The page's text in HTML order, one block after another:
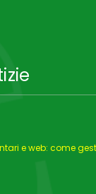
e web: come